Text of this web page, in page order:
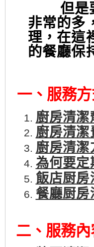
但是要
非常的多
理，在這
的餐廳保
一、 服務
廚房清潔
廚房清
廚房清
為何要
飯店厨
餐廳厨
二、 服務